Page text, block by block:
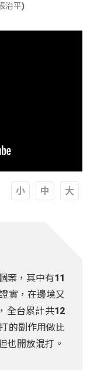
治平)
案，其中有11
實，在邊境又
全台累計共12
的副作用做比
也開放混打。